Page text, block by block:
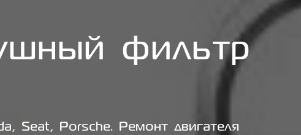
фильтр
Seat, Porsche. Ремонт двигателя